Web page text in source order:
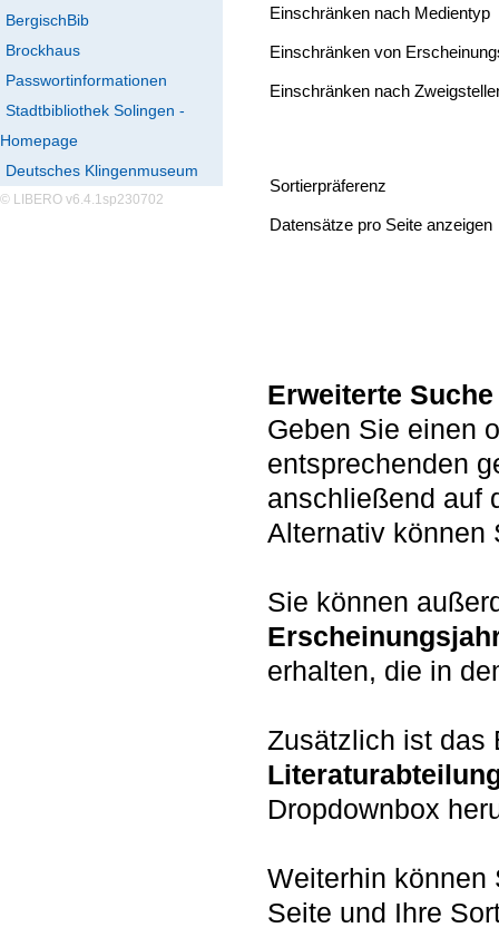
BergischBib
Brockhaus
Passwortinformationen
Stadtbibliothek Solingen -
Homepage
Deutsches Klingenmuseum
© LIBERO v6.4.1sp230702
Einschränken von
Datensätze pro Seite anzeigen
Einschränken nach
Einschränken nach Medientyp
Sortierpräferenz
Erweiterte Suche
Geben Sie einen
entsprechenden
anschließend auf
Alternativ können
Sie können
erhalten, die in
Zusätzlich ist
Dropdownbox
Weiterhin können
Seite und Ihre